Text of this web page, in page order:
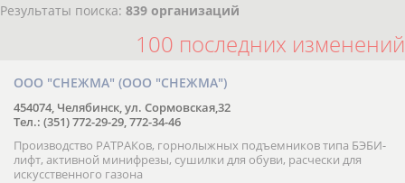
Результаты поиска: 839 организаций
100 последних изменений
ООО "СНЕЖМА" (ООО "СНЕЖМА")
454074, Челябинск, ул. Сормовская,32
Тел.: (351) 772-29-29, 772-34-46
Производство РАТРАКов, горнолыжных подъемников типа БЭБИ-
лифт, активной минифрезы, сушилки для обуви, расчески для
искусственного газона